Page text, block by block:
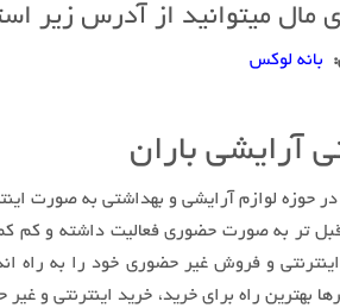
مال میتوانید از آدرس زیر
بانه لوکس
آرایشی باران
است که در حوزه لوازم آرایشی و بهداشتی به صورت
تر به صورت حضوری فعالیت داشته و کم
و فروش غیر حضوری خود را به راه
بهترین راه برای خرید، خرید اینترنتی و